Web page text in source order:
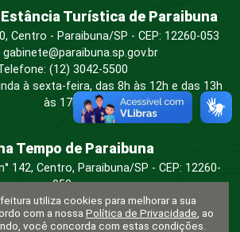
Turística de Paraibuna
Centro - Paraibuna/SP - CEP: 12260-053
gabinete@paraibuna.sp.gov.br
(12) 3042-5500
à sexta-feira, das 8h às 12h e das 13h
às 17h.
Tempo de Paraibuna
142, Centro, Paraibuna/SP - CEP: 12260-
053
(12) 3042-5500
segunda à sexta-feira, das 9h às 16h.
utiliza cookies para melhorar a sua
com a nossa Política de Privacidade , ao
você concorda com estas condições.